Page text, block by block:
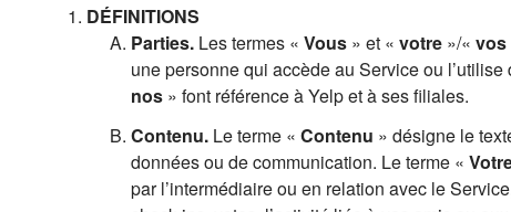
DÉFINITIONS
Parties. Les termes « Vous » et « votre »/« vos
une personne qui accède au Service ou
nos » font référence à Yelp et à ses filiales.
Contenu. Le terme « Contenu » désigne le
données ou de communication. Le terme «
par l’intermédiaire ou en relation avec le